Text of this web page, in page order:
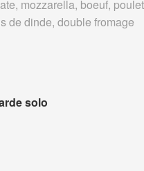
mozzarella, boeuf,
de dinde, double fromage
solo